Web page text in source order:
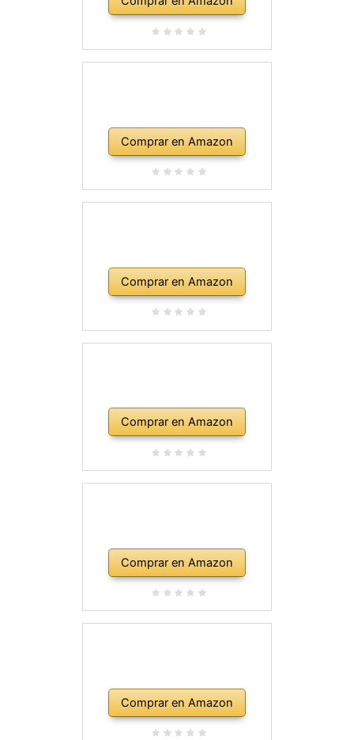
Comprar en Amazon
Comprar en Amazon
Comprar en Amazon
Comprar en Amazon
Comprar en Amazon